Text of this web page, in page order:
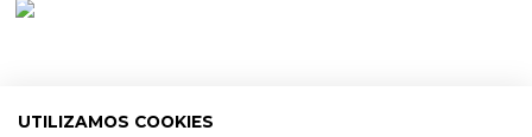
UTILIZAMOS COOKIES